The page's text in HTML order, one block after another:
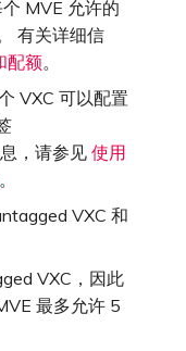
密码
Megaport Portal
Cloud Direct Link
Cloud Infrastructure
Express
MCR 连接
MCR 连接
MCR 连接
MVE 允许的
有关详细信
配额。
VXC 可以配置
，请参见 使用
。
VXC 和
VXC，因此
最多允许 5